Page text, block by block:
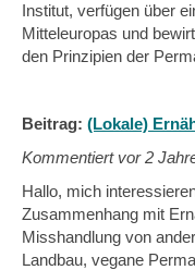
Institut, verfügen über
Mitteleuropas und
den Prinzipien der
Beitrag: (Lokale)
Kommentiert vor2
Hallo, mich
Zusammenhang mit
Misshandlung von
Landbau, vegane